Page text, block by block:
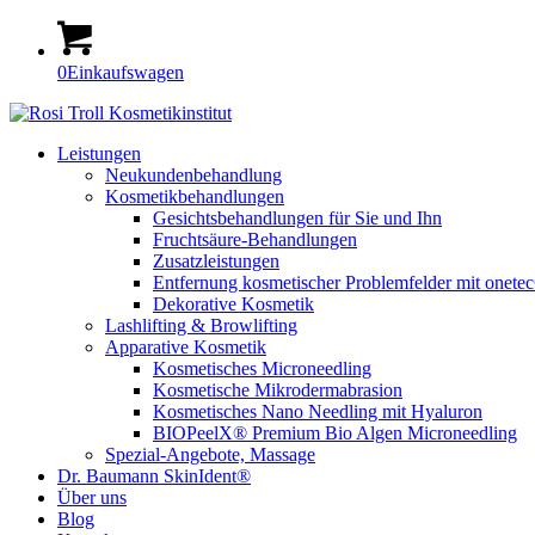
0Einkaufswagen
Leistungen
Neukundenbehandlung
Kosmetikbehandlungen
Gesichtsbehandlungen für Sie und Ihn
Fruchtsäure-Behandlungen
Zusatzleistungen
Entfernung kosmetischer Problemfelder mit
Dekorative Kosmetik
Lashlifting & Browlifting
Apparative Kosmetik
Kosmetisches Microneedling
Kosmetische Mikrodermabrasion
Kosmetisches Nano Needling mit Hyaluron
BIOPeelX® Premium Bio Algen Microneedling
Spezial-Angebote, Massage
Dr. Baumann SkinIdent®
Über uns
Blog